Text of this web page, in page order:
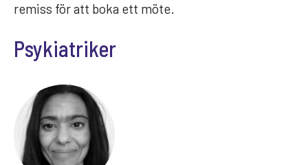
remiss för att boka ett möte.
Psykiatriker